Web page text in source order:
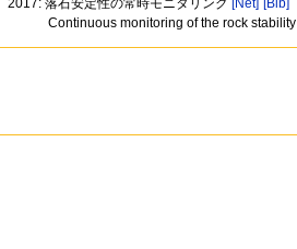
2017: 落石安定性の常時モニタリング [Net] [Bib]
Continuous monitoring of the rock stability